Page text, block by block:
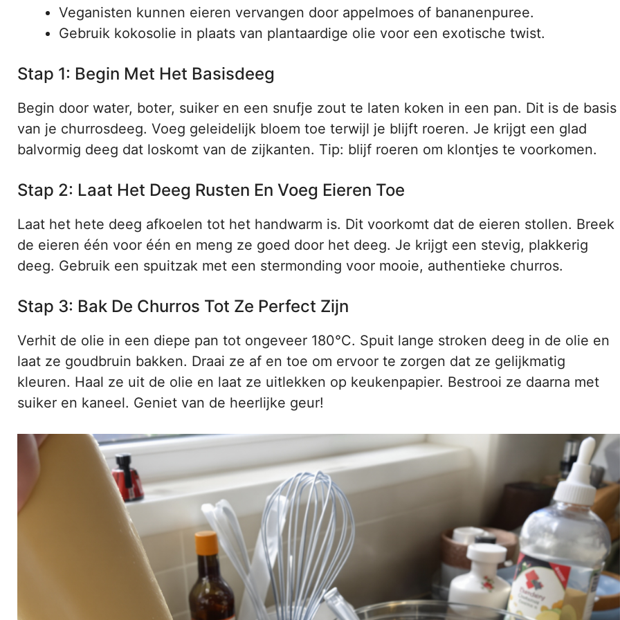
Veganisten kunnen eieren vervangen door appelmoes of bananenpuree.
Gebruik kokosolie in plaats van plantaardige olie voor een exotische twist.
Stap 1: Begin Met Het Basisdeeg
Begin door water, boter, suiker en een snufje zout te laten koken in een pan. Dit is de basis
van je churrosdeeg. Voeg geleidelijk bloem toe terwijl je blijft roeren. Je krijgt een glad
balvormig deeg dat loskomt van de zijkanten. Tip: blijf roeren om klontjes te voorkomen.
Stap 2: Laat Het Deeg Rusten En Voeg Eieren Toe
Laat het hete deeg afkoelen tot het handwarm is. Dit voorkomt dat de eieren stollen. Breek
de eieren één voor één en meng ze goed door het deeg. Je krijgt een stevig, plakkerig
deeg. Gebruik een spuitzak met een stermonding voor mooie, authentieke churros.
Stap 3: Bak De Churros Tot Ze Perfect Zijn
Verhit de olie in een diepe pan tot ongeveer 180°C. Spuit lange stroken deeg in de olie en
laat ze goudbruin bakken. Draai ze af en toe om ervoor te zorgen dat ze gelijkmatig
kleuren. Haal ze uit de olie en laat ze uitlekken op keukenpapier. Bestrooi ze daarna met
suiker en kaneel. Geniet van de heerlijke geur!